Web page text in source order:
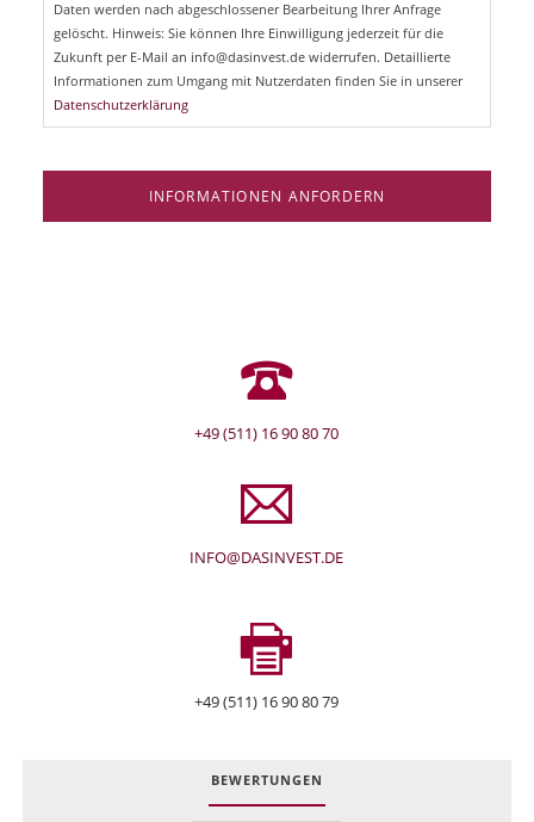
Daten werden nach abgeschlossener Bearbeitung Ihrer Anfrage
gelöscht. Hinweis: Sie können Ihre Einwilligung jederzeit für die
Zukunft per E-Mail an info@dasinvest.de widerrufen. Detaillierte
Informationen zum Umgang mit Nutzerdaten finden Sie in unserer
Datenschutzerklärung
INFORMATIONEN ANFORDERN
+49 (511) 16 90 80 70
INFO@DASINVEST.DE
+49 (511) 16 90 80 79
BEWERTUNGEN